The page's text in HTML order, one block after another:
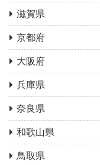
滋賀県
京都府
大阪府
兵庫県
奈良県
和歌山県
鳥取県